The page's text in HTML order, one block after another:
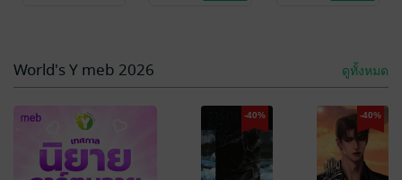
กรุณาเข้าสู่
ระบบก่อน
World's Y meb 2026 ดูทั้งหมด
-40% -40%